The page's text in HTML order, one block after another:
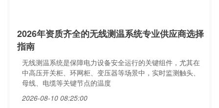
2026年资质齐全的无线测温系统专业供应商选择
指南
无线测温系统是保障电力设备安全运行的关键组件，尤其在
中高压开关柜、环网柜、变压器等场景中，实时监测触头、
母线、电缆等关键节点的温度
2026-08-10 08:25:00